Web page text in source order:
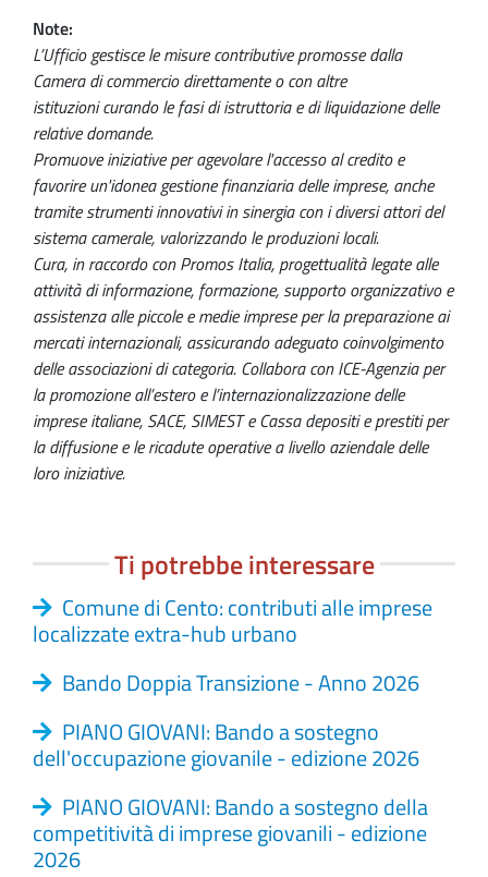
Note
L’Ufficio gestisce le misure contributive promosse dalla
Camera di commercio direttamente o con altre
istituzioni curando le fasi di istruttoria e di liquidazione delle
relative domande.
Promuove iniziative per agevolare l'accesso al credito e
favorire un'idonea gestione finanziaria delle imprese, anche
tramite strumenti innovativi in sinergia con i diversi attori del
sistema camerale, valorizzando le produzioni locali.
Cura, in raccordo con Promos Italia, progettualità legate alle
attività di informazione, formazione, supporto organizzativo e
assistenza alle piccole e medie imprese per la preparazione ai
mercati internazionali, assicurando adeguato coinvolgimento
delle associazioni di categoria. Collabora con ICE-Agenzia per
la promozione all’estero e l’internazionalizzazione delle
imprese italiane, SACE, SIMEST e Cassa depositi e prestiti per
la diffusione e le ricadute operative a livello aziendale delle
loro iniziative.
Ti potrebbe interessare
Comune di Cento: contributi alle imprese
localizzate extra-hub urbano
Bando Doppia Transizione - Anno 2026
PIANO GIOVANI: Bando a sostegno
dell'occupazione giovanile - edizione 2026
PIANO GIOVANI: Bando a sostegno della
competitività di imprese giovanili - edizione
2026